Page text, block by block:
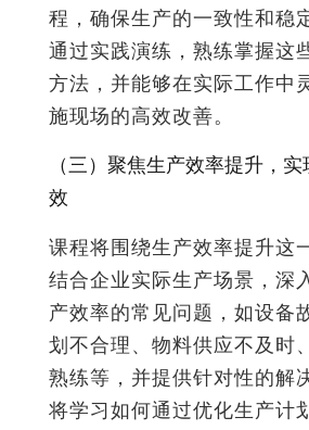
程，确保生产的一致性和稳
通过实践演练，熟练掌握这
方法，并能够在实际工作中
施现场的高效改善。
（三）聚焦生产效率提升，
效
课程将围绕生产效率提升这
结合企业实际生产场景，深
产效率的常见问题，如设备
划不合理、物料供应不及时
熟练等，并提供针对性的解
将学习如何通过优化生产计